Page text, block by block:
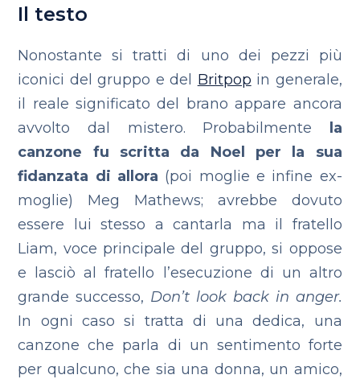
Il testo
Nonostante si tratti di uno dei pezzi più
iconici del gruppo e del Britpop in generale,
il reale significato del brano appare ancora
avvolto dal mistero. Probabilmente
la
canzone fu
scritta da Noel per la sua
fidanzata di allora (poi moglie e infine ex-
moglie)
Meg Mathews; avrebbe dovuto
essere lui stesso a cantarla ma il fratello
Liam, voce principale del gruppo, si oppose
e lasciò al fratello l’esecuzione di un altro
grande successo, Don’t look back in anger.
In ogni caso si tratta di una dedica, una
canzone che parla di un sentimento forte
per qualcuno, che sia una donna, un amico,